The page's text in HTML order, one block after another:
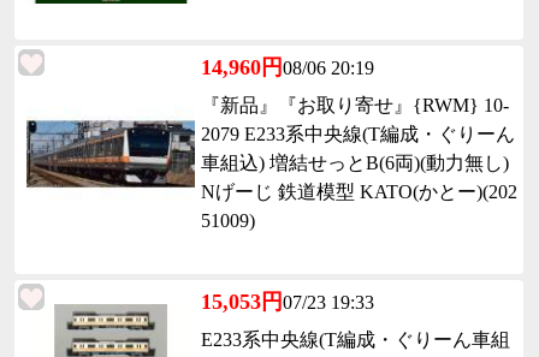
14,960円08/06 20:19
『新品』『お取り寄せ』{RWM} 10-
2079 E233系中央線(T編成・ぐりーん
車組込) 増結せっとB(6両)(動力無し)
Nげーじ 鉄道模型 KATO(かとー)(202
51009)
15,053円07/23 19:33
E233系中央線(T編成・ぐりーん車組